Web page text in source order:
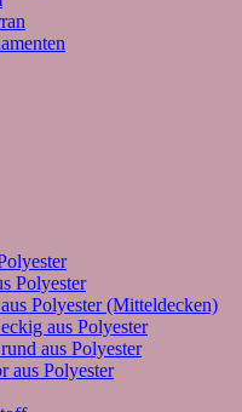
Polyester
Polyester (Mitteldecken)
aus Polyester
aus Polyester
aus Polyester